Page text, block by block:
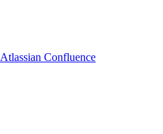
Atlassian Confluence